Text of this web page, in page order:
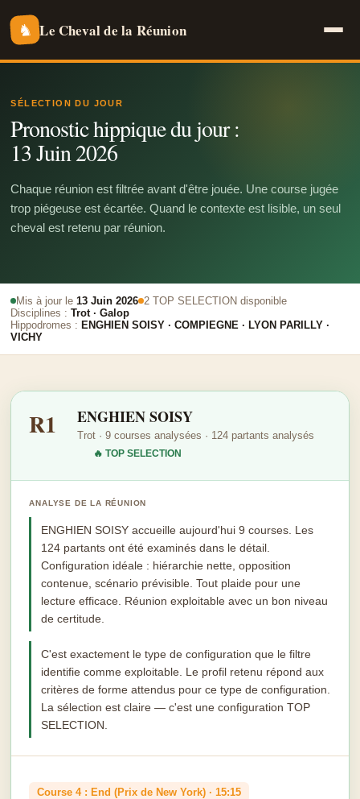
♞ Le Cheval de la Réunion
SÉLECTION DU JOUR
Pronostic hippique du jour :
13 Juin 2026
Chaque réunion est filtrée avant d'être jouée. Une course jugée
trop piégeuse est écartée. Quand le contexte est lisible, un seul
cheval est retenu par réunion.
Mis à jour le13 Juin 2026 2 TOP SELECTION disponible
Disciplines :Trot · Galop
Hippodromes : ENGHIEN SOISY · COMPIEGNE · LYON PARILLY ·
VICHY
R1 ENGHIEN SOISY
Trot · 9 courses analysées · 124 partants analysés
🔥 TOP SELECTION
ANALYSE DE LA RÉUNION
ENGHIEN SOISY accueille aujourd'hui 9 courses. Les
124 partants ont été examinés dans le détail.
Configuration idéale : hiérarchie nette, opposition
contenue, scénario prévisible. Tout plaide pour une
lecture efficace. Réunion exploitable avec un bon niveau
de certitude.
C'est exactement le type de configuration que le filtre
identifie comme exploitable. Le profil retenu répond aux
critères de forme attendus pour ce type de configuration.
La sélection est claire — c'est une configuration TOP
SELECTION.
Course 4 : End (Prix de New York) · 15:15